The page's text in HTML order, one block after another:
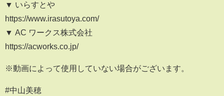
▼ いらすとや
https://www.irasutoya.com/
▼ AC ワークス株式会社
https://acworks.co.jp/
※動画によって使用していない場合がございます。
#中山美穂